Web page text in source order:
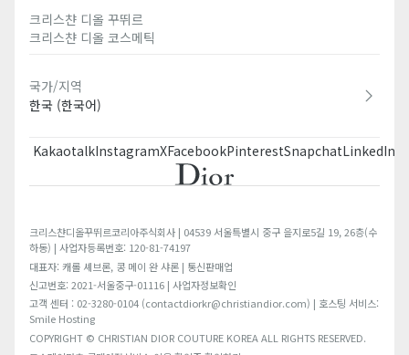
더스트 백 포함
이탈리아 제조
크리스챤 디올 꾸뛰르​
크리스챤 디올 코스메틱​
국가/지역
한국 (한국어)
KakaotalkInstagramXFacebookPinterestSnapchatLinkedIn
크리스챤디올꾸뛰르코리아주식회사 | 04539 서울특별시 중구 을지로5길 19, 26층(수
하동) | 사업자등록번호: 120-81-74197
대표자: 캐롤 셰브론, 콩 메이 완 샤론 | 통신판매업
신고번호: 2021-서울중구-01116 | 사업자정보확인
고객 센터 : 02-3280-0104 (contactdiorkr@christiandior.com) | 호스팅 서비스:
Smile Hosting
COPYRIGHT © CHRISTIAN DIOR COUTURE KOREA ALL RIGHTS RESERVED.